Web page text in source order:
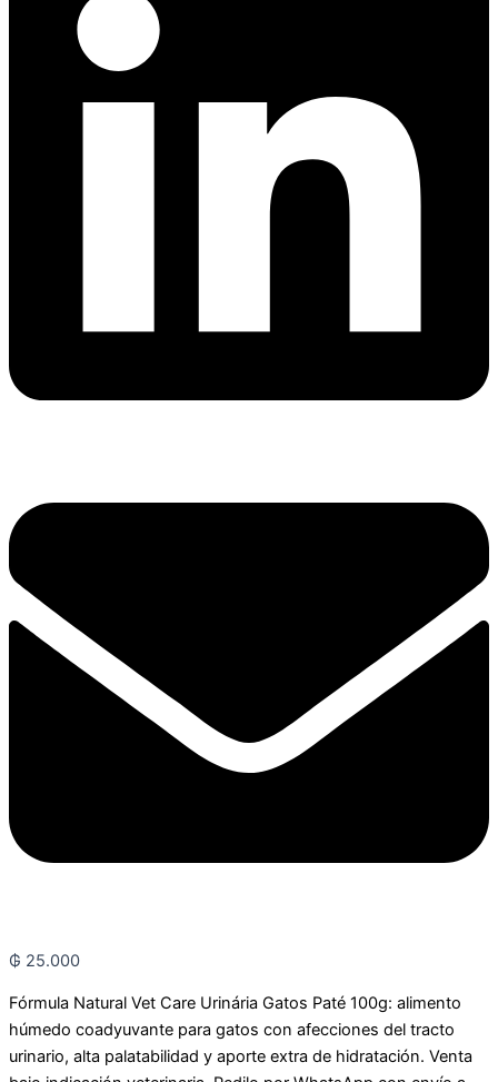
₲ 25.000
Fórmula Natural Vet Care Urinária Gatos Paté 100g: alimento
húmedo coadyuvante para gatos con afecciones del tracto
urinario, alta palatabilidad y aporte extra de hidratación. Venta